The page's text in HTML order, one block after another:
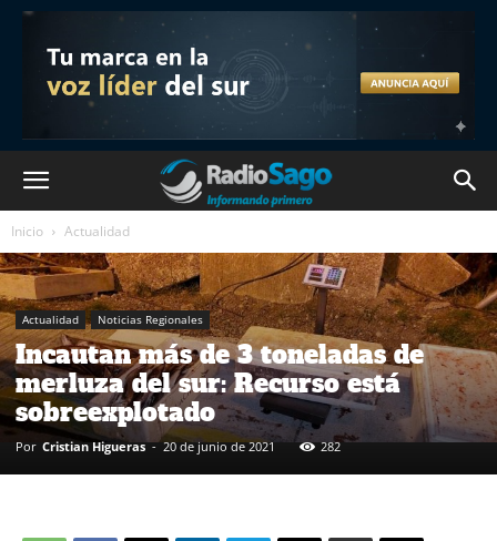
Inicio Actualidad
Actualidad Noticias Regionales
Incautan más de 3 toneladas de
merluza del sur: Recurso está
sobreexplotado
Por Cristian Higueras - 20 de junio de 2021 282